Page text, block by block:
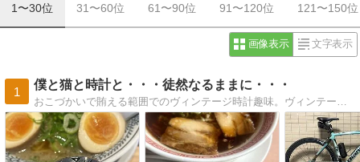
1〜30位 31〜60位 61〜90位 91〜120位 121〜150位
画像表示 文字表示
1
僕と猫と時計と・・・徒然なるままに・・・